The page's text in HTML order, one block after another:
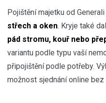
Pojištění majetku od
střech a oken. Kryje také
pád stromu, kouř nebo
variantu podle typu vaší
připojištění podle potřeby.
možnost sjednání online